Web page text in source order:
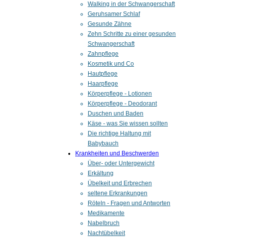
Walking in der Schwangerschaft
Geruhsamer Schlaf
Gesunde Zähne
Zehn Schritte zu einer gesunden
Schwangerschaft
Zahnpflege
Kosmetik und Co
Hautpflege
Haarpflege
Körperpflege - Lotionen
Körperpflege - Deodorant
Duschen und Baden
Käse - was Sie wissen sollten
Die richtige Haltung mit
Babybauch
Krankheiten und Beschwerden
Über- oder Untergewicht
Erkältung
Übelkeit und Erbrechen
seltene Erkrankungen
Röteln - Fragen und Antworten
Medikamente
Nabelbruch
Nachtübelkeit